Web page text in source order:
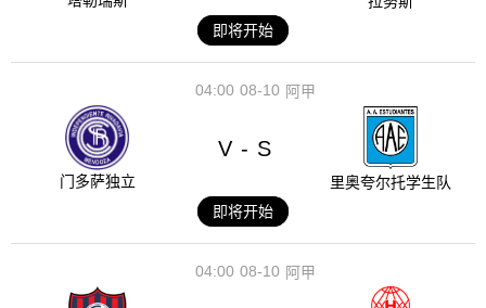
即将开始
08-10
04:00 阿甲
门多萨独立
V - S
里奥夸尔托学生队
即将开始
08-10
04:00 阿甲